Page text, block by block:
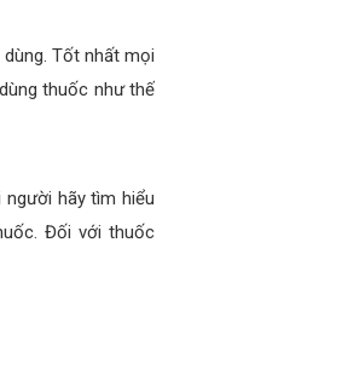
Tốt nhất mọi
thuốc như thế
hãy tìm hiểu
Đối với thuốc